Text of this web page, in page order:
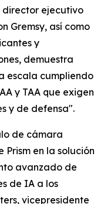
director ejecutivo
Gremsy, así como
y
demuestra
escala cumpliendo
y TAA que exigen
y de defensa".
de cámara
en la solución
avanzado de
de IA a los
vicepresidente